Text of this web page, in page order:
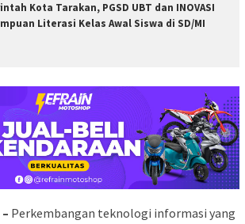
Kota Tarakan, PGSD UBT dan INOVASI
Literasi Kelas Awal Siswa di SD/MI
Perkembangan teknologi informasi yang